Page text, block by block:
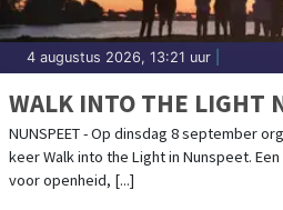
4 augustus 2026, 13:21 uur
WALK INTO THE LIGHT
NUNSPEET - Op dinsdag 8 september
keer Walk into the Light in Nunspeet.
voor openheid, [...]